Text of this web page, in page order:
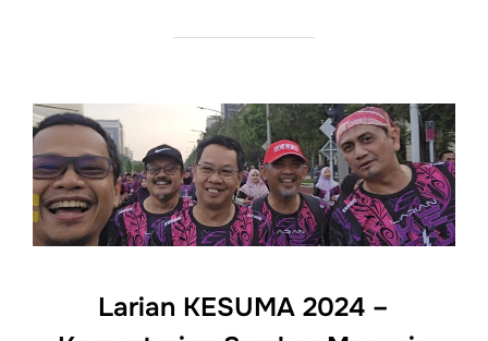
Larian KESUMA 2024 –